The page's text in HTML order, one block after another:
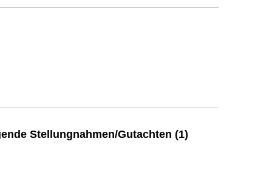
Stellungnahmen/Gutachten (1)